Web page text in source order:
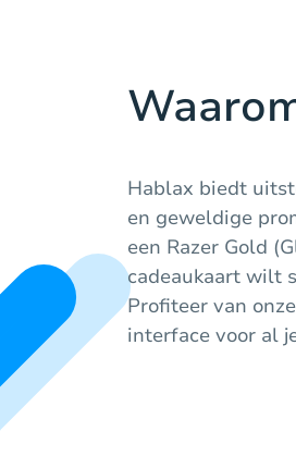
Hablax biedt
en geweldige
een Razer Gold
cadeaukaart wilt
Profiteer van
interface voor al